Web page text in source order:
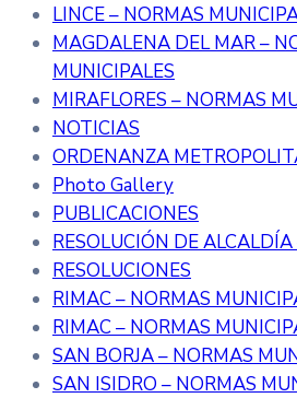
LINCE – NORMAS
MAGDALENA DEL MAR –
MUNICIPALES
MIRAFLORES – NORMAS
NOTICIAS
ORDENANZA
Photo Gallery
PUBLICACIONES
RESOLUCIÓN DE
RESOLUCIONES
RIMAC – NORMAS
RIMAC – NORMAS
SAN BORJA – NORMAS
SAN ISIDRO – NORMAS